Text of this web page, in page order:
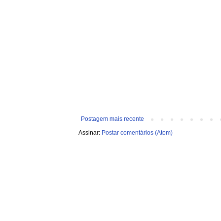
Postagem mais recente
Assinar: Postar comentários (Atom)